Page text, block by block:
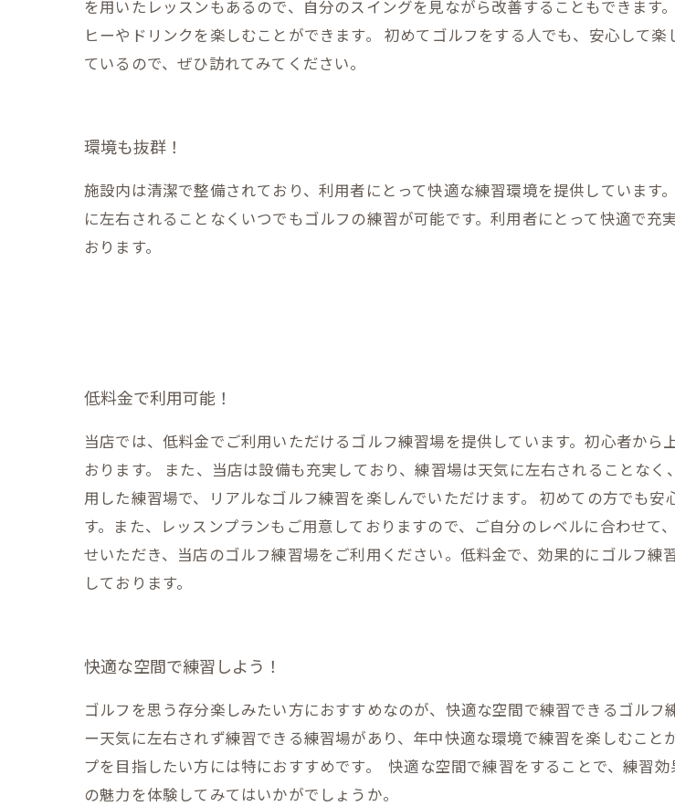
を用いたレッスンもあるので、自分のスイングを見ながら改善することもできま
ヒーやドリンクを楽しむことができます。 初めてゴルフをする人でも、安心して
ているので、ぜひ訪れてみてください。
環境も抜群！
施設内は清潔で整備されており、利用者にとって快適な練習環境を提供していま
に左右されることなくいつでもゴルフの練習が可能です。利用者にとって快適で
おります。
低料金で利用可能！
当店では、低料金でご利用いただけるゴルフ練習場を提供しています。初心者か
おります。 また、当店は設備も充実しており、練習場は天気に左右されることな
用した練習場で、リアルなゴルフ練習を楽しんでいただけます。 初めての方でも
す。また、レッスンプランもご用意しておりますので、ご自分のレベルに合わせ
せいただき、当店のゴルフ練習場をご利用ください。低料金で、効果的にゴルフ
しております。
快適な空間で練習しよう！
ゴルフを思う存分楽しみたい方におすすめなのが、快適な空間で練習できるゴル
ー天気に左右されず練習できる練習場があり、年中快適な環境で練習を楽しむこ
プを目指したい方には特におすすめです。 快適な空間で練習をすることで、練習
の魅力を体験してみてはいかがでしょうか。